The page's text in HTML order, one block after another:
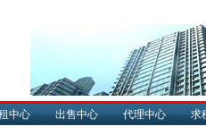
中心 出售中心 代理中心 求